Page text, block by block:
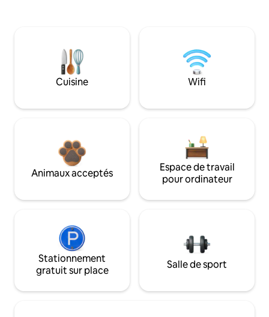
Cuisine Wifi
Animaux acceptés
Espace de travail
pour ordinateur
Stationnement
gratuit sur place
Salle de sport